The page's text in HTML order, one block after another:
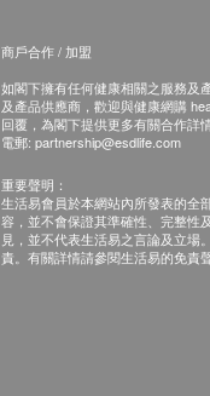
商戶合作 / 加盟
如閣下擁有任何健康相關之服務及
及產品供應商，歡迎與健康網購
回覆，為閣下提供更多有關合作詳情
電郵: partnership@esdlife.com
重要聲明：
生活易會員於本網站內所發表的全
容，並不會保證其準確性、完整性
見，並不代表生活易之言論及立場
責。有關詳情請參閱生活易的免責聲